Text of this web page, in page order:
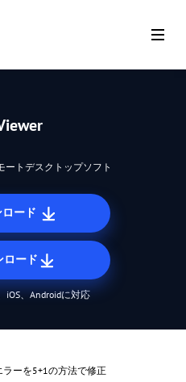
ートデスクトップソフト
ード
ロード
iOS、Androidに対応
ーを5+1の方法で修正